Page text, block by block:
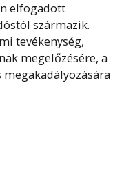
elfogadott
származik.
tevékenység,
megelőzésére, a